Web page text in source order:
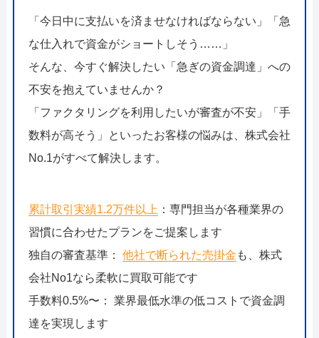
「今日中に支払いを済ませなければならない」「急
な仕入れで資金がショートしそう……」
そんな、今すぐ解決したい「急ぎの資金調達」への
不安を抱えていませんか？
「ファクタリングを利用したいが審査が不安」「手
数料が高そう」といったお客様の悩みは、株式会社
No.1がすべて解決します。
累計取引実績1.2万件以上 ：専門担当が各種業界の
習慣に合わせたプランをご提案します
独自の審査基準： 他社で断られた売掛金 も、株式
会社No1なら柔軟に買取可能です
手数料0.5%〜： 業界最低水準の低コストで資金調
達を実現します